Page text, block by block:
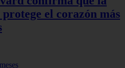
el corazón más